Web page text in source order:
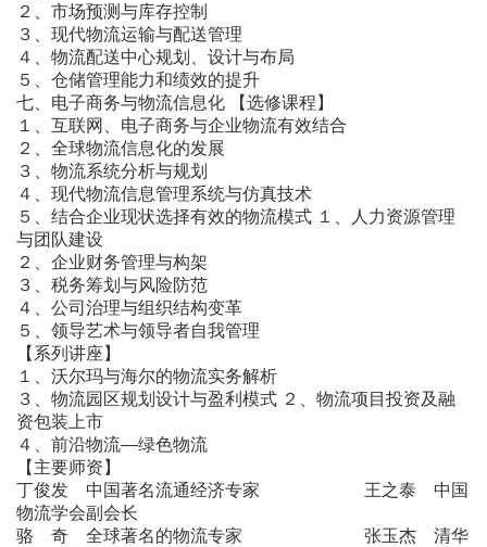
２、市场预测与库存控制
３、现代物流运输与配送管理
４、物流配送中心规划、设计与布局
５、仓储管理能力和绩效的提升
七、电子商务与物流信息化 【选修课程】
１、互联网、电子商务与企业物流有效结合
２、全球物流信息化的发展
３、物流系统分析与规划
４、现代物流信息管理系统与仿真技术
５、结合企业现状选择有效的物流模式 １、人力资源管理
与团队建设
２、企业财务管理与构架
３、税务筹划与风险防范
４、公司治理与组织结构变革
５、领导艺术与领导者自我管理
【系列讲座】
１、沃尔玛与海尔的物流实务解析
３、物流园区规划设计与盈利模式 ２、物流项目投资及融
资包装上市
４、前沿物流―绿色物流
【主要师资】
丁俊发 中国著名流通经济专家 王之泰 中国
物流学会副会长
骆 奇 全球著名的物流专家 张玉杰 清华